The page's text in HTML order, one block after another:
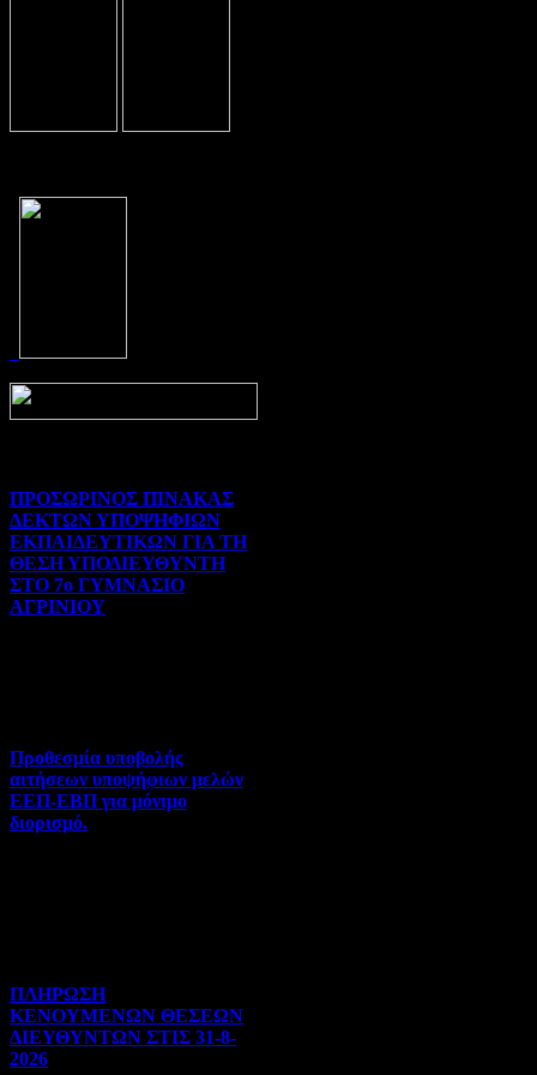
ΠΡΟΣΩΡΙΝΟΣ ΠΙΝΑΚΑΣ
ΔΕΚΤΩΝ ΥΠΟΨΗΦΙΩΝ
ΕΚΠΑΙΔΕΥΤΙΚΩΝ ΓΙΑ ΤΗ
ΘΕΣΗ ΥΠΟΔΙΕΥΘΥΝΤΗ
ΣΤΟ 7ο ΓΥΜΝΑΣΙΟ
ΑΓΡΙΝΙΟΥ
Προθεσμία υποβολής
αιτήσεων υποψήφιων μελών
ΕΕΠ-ΕΒΠ για μόνιμο
διορισμό.
ΠΛΗΡΩΣΗ
ΚΕΝΟΥΜΕΝΩΝ ΘΕΣΕΩΝ
ΔΙΕΥΘΥΝΤΩΝ ΣΤΙΣ 31-8-
2026